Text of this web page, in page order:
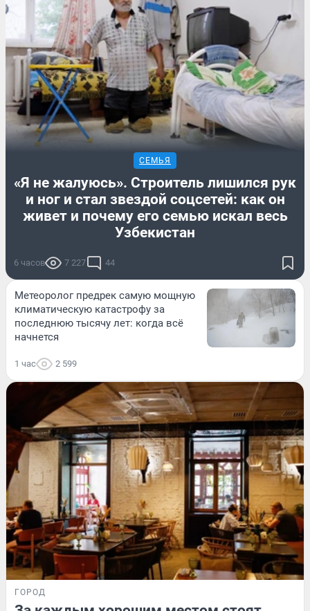
СЕМЬЯ
«Я не жалуюсь». Строитель лишился рук
и ног и стал звездой соцсетей: как он
живет и почему его семью искал весь
Узбекистан
6 часов 7 227 44
Метеоролог предрек самую мощную
климатическую катастрофу за
последнюю тысячу лет: когда всё
начнется
1 час 2 599
ГОРОД